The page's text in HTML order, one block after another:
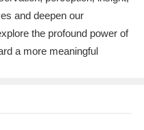
and deepen our
the profound power of
a more meaningful